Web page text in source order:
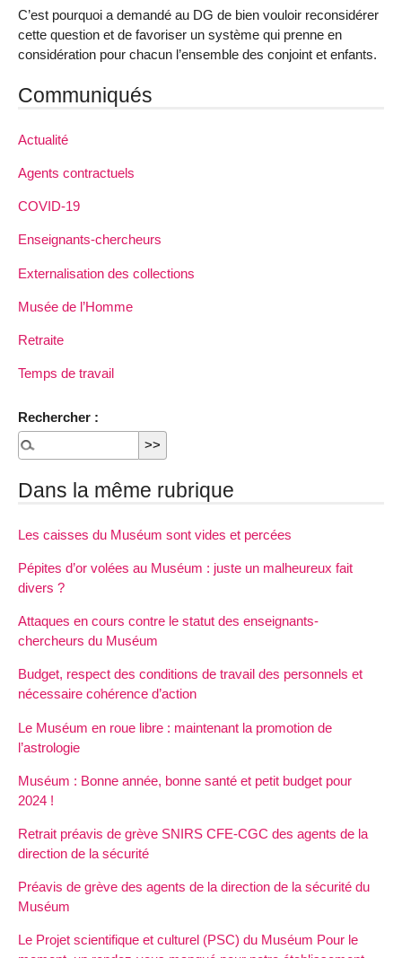
C’est pourquoi a demandé au DG de bien vouloir reconsidérer
cette question et de favoriser un système qui prenne en
considération pour chacun l’ensemble des conjoint et enfants.
Communiqués
Actualité
Agents contractuels
COVID-19
Enseignants-chercheurs
Externalisation des collections
Musée de l’Homme
Retraite
Temps de travail
Rechercher :
Dans la même rubrique
Les caisses du Muséum sont vides et percées
Pépites d’or volées au Muséum : juste un malheureux fait
divers ?
Attaques en cours contre le statut des enseignants-
chercheurs du Muséum
Budget, respect des conditions de travail des personnels et
nécessaire cohérence d’action
Le Muséum en roue libre : maintenant la promotion de
l’astrologie
Muséum : Bonne année, bonne santé et petit budget pour
2024 !
Retrait préavis de grève SNIRS CFE-CGC des agents de la
direction de la sécurité
Préavis de grève des agents de la direction de la sécurité du
Muséum
Le Projet scientifique et culturel (PSC) du Muséum Pour le